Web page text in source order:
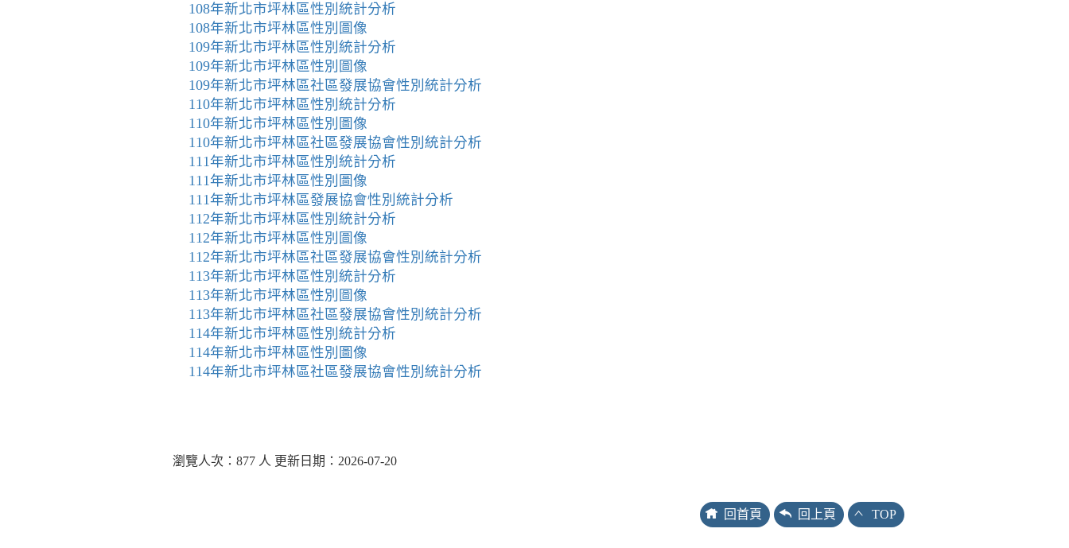
108年新北市坪林區性別統計分析
108年新北市坪林區性別圖像
109年新北市坪林區性別統計分析
109年新北市坪林區性別圖像
109年新北市坪林區社區發展協會性別統計分析
110年新北市坪林區性別統計分析
110年新北市坪林區性別圖像
110年新北市坪林區社區發展協會性別統計分析
111年新北市坪林區性別統計分析
111年新北市坪林區性別圖像
111年新北市坪林區發展協會性別統計分析
112年新北市坪林區性別統計分析
112年新北市坪林區性別圖像
112年新北市坪林區社區發展協會性別統計分析
113年新北市坪林區性別統計分析
113年新北市坪林區性別圖像
113年新北市坪林區社區發展協會性別統計分析
114年新北市坪林區性別統計分析
114年新北市坪林區性別圖像
114年新北市坪林區社區發展協會性別統計分析
瀏覽人次：877 人 更新日期：2026-07-20
回首頁 回上頁 TOP